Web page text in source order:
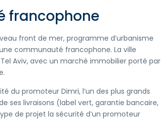
francophone
front de mer, programme d’urbanisme
communauté francophone. La ville
Aviv, avec un marché immobilier porté par
du promoteur Dimri, l’un des plus grands
ses livraisons (label vert, garantie bancaire,
de projet la sécurité d’un promoteur